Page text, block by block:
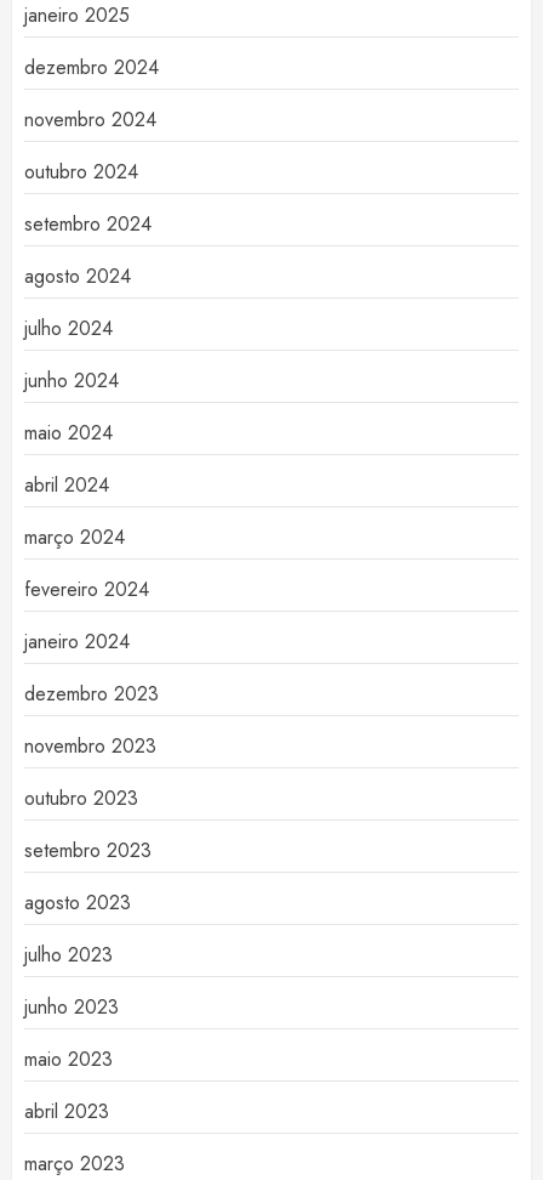
janeiro 2025
dezembro 2024
novembro 2024
outubro 2024
setembro 2024
agosto 2024
julho 2024
junho 2024
maio 2024
abril 2024
março 2024
fevereiro 2024
janeiro 2024
dezembro 2023
novembro 2023
outubro 2023
setembro 2023
agosto 2023
julho 2023
junho 2023
maio 2023
abril 2023
março 2023